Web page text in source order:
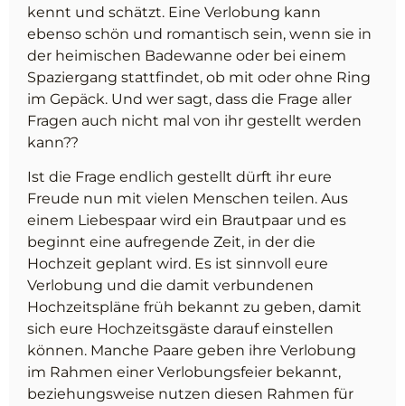
kennt und schätzt. Eine Verlobung kann
ebenso schön und romantisch sein, wenn sie in
der heimischen Badewanne oder bei einem
Spaziergang stattfindet, ob mit oder ohne Ring
im Gepäck. Und wer sagt, dass die Frage aller
Fragen auch nicht mal von ihr gestellt werden
kann??
Ist die Frage endlich gestellt dürft ihr eure
Freude nun mit vielen Menschen teilen. Aus
einem Liebespaar wird ein Brautpaar und es
beginnt eine aufregende Zeit, in der die
Hochzeit geplant wird. Es ist sinnvoll eure
Verlobung und die damit verbundenen
Hochzeitspläne früh bekannt zu geben, damit
sich eure Hochzeitsgäste darauf einstellen
können. Manche Paare geben ihre Verlobung
im Rahmen einer Verlobungsfeier bekannt,
beziehungsweise nutzen diesen Rahmen für